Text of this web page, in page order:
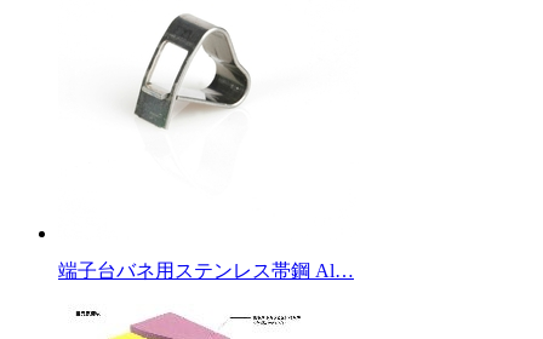
端子台バネ用ステンレス帯鋼 Al…